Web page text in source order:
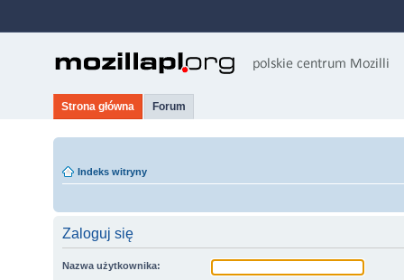
Strona główna Forum
Indeks witryny
Zaloguj się
Nazwa użytkownika: